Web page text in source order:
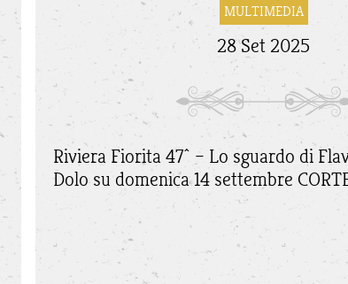
MULTIMEDIA
28 Set 2025
Riviera Fiorita 47^ – Lo sguardo di
Dolo su domenica 14 settembre